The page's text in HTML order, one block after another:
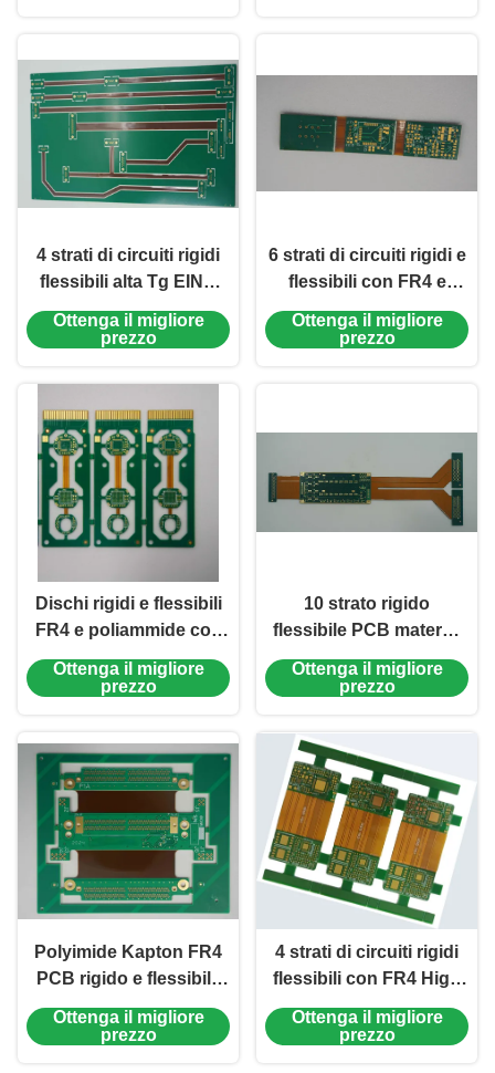
4 strati di circuiti rigidi
flessibili alta Tg EING
1OZ schede multivarietà
per applicazioni di
Ottenga il migliore
prezzo
6 strati di circuiti rigidi e
flessibili con FR4 e
EING polimidici per
applicazioni industriali
Ottenga il migliore
prezzo
Dischi rigidi e flessibili
FR4 e poliammide con
connettore a dita in oro
per applicazioni di
Ottenga il migliore
prezzo
10 strato rigido
flessibile PCB materail
dupont AP8545R e
polimide e FR4 TG170
Ottenga il migliore
prezzo
Polyimide Kapton FR4
PCB rigido e flessibile
con 0,5-1 oz di rame
4mil Min Line ISO
Ottenga il migliore
prezzo
4 strati di circuiti rigidi
flessibili con FR4 High
TG e PI con ENIG Finish
4mil Line
Ottenga il migliore
prezzo